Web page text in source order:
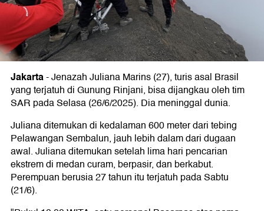
Jakarta-Jenazah Juliana Marins (27), turis asal Brasil
yang terjatuh di Gunung Rinjani, bisa dijangkau oleh tim
SAR pada Selasa (26/6/2025). Dia meninggal dunia.
Juliana ditemukan di kedalaman 600 meter dari tebing
Pelawangan Sembalun, jauh lebih dalam dari dugaan
awal. Juliana ditemukan setelah lima hari pencarian
ekstrem di medan curam, berpasir, dan berkabut.
Perempuan berusia 27 tahun itu terjatuh pada Sabtu
(21/6).